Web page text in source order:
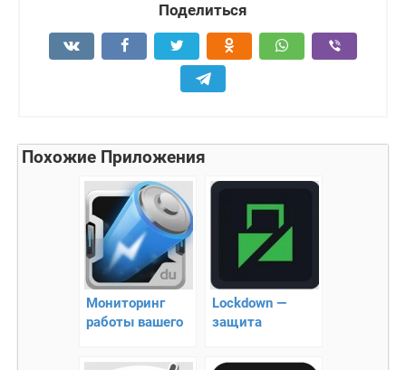
Поделиться
Похожие Приложения
Мониторинг
работы вашего
полезные
Lockdown —
защита
паролем